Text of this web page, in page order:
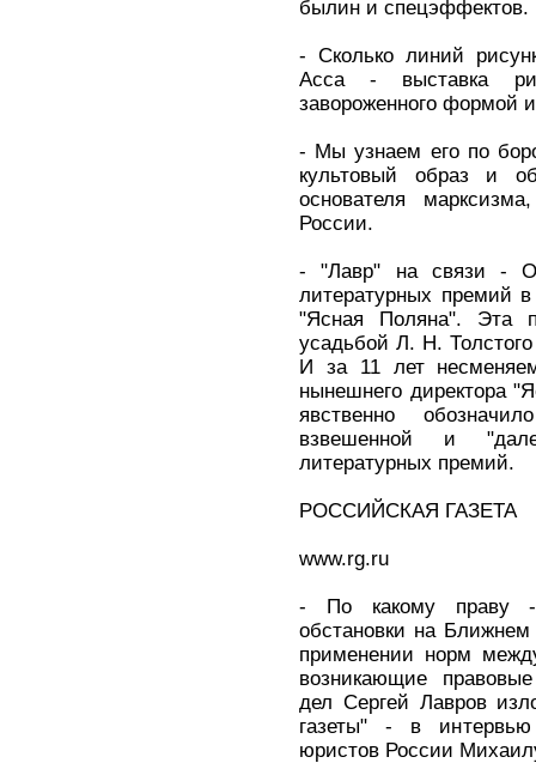
былин и спецэффектов.
- Сколько линий
Асса - выставка
завороженного формой
- Мы узнаем его по
культовый образ и
основателя
России.
- "Лавр" на связи -
литературных премий
"Ясная Поляна". Эта
усадьбой Л. Н.
И за 11 лет
нынешнего директора
явственно
взвешенной и
литературных премий.
РОССИЙСКАЯ ГАЗЕТА
www.rg.ru
- По какому праву -
обстановки на Ближнем
применении норм
возникающие
дел Сергей Лавров
газеты" - в
юристов России